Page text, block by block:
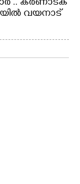
.. കർണാടക
വയനാട്